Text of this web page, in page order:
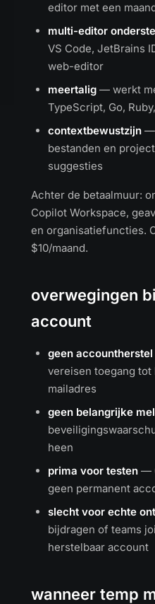
editor met een
multi-editor
VS Code, JetBrains
web-editor
meertalig — werkt
TypeScript, Go,
contextbewustzijn —
bestanden en
suggesties
Achter de betaalmuur:
Copilot Workspace,
en organisatiefuncties.
$10/maand.
overwegingen
account
geen accountherstel
vereisen toegang
mailadres
geen belangrijke
heen
prima voor testen —
geen permanent
slecht voor echte
bijdragen of teams
herstelbaar account
wanneer temp